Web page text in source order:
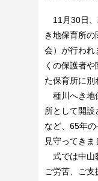
11月30日、
き地保育所
会）が行われ
くの保護者
た保育所に別
種川へき地
所として開設
など、65年
見守ってきま
式では中山
ご労苦、ご